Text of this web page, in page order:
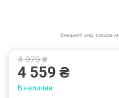
Внешний вид товара
4 979 ₴
4 559 ₴
В наличии